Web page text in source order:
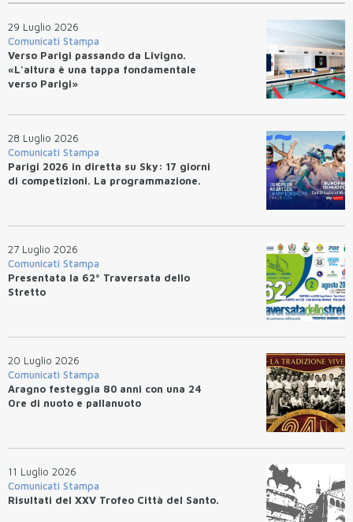
29 Luglio 2026
Comunicati Stampa
Verso Parigi passando da Livigno.
«L'altura è una tappa fondamentale
verso Parigi»
28 Luglio 2026
Comunicati Stampa
Parigi 2026 in diretta su Sky: 17 giorni
di competizioni. La programmazione.
27 Luglio 2026
Comunicati Stampa
Presentata la 62ª Traversata dello
Stretto
20 Luglio 2026
Comunicati Stampa
Aragno festeggia 80 anni con una 24
Ore di nuoto e pallanuoto
11 Luglio 2026
Comunicati Stampa
Risultati del XXV Trofeo Città del Santo.